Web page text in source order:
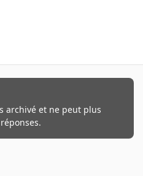
archivé et ne peut plus